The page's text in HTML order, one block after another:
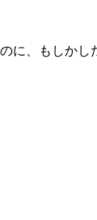
、もしかし